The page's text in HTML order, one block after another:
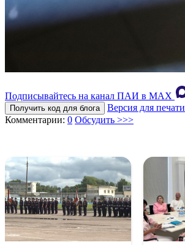
Подписывайтесь на канал ПАИ в MAХ
Получить код для блога
Версия для печати
Комментарии: 0 Обсудить >>>